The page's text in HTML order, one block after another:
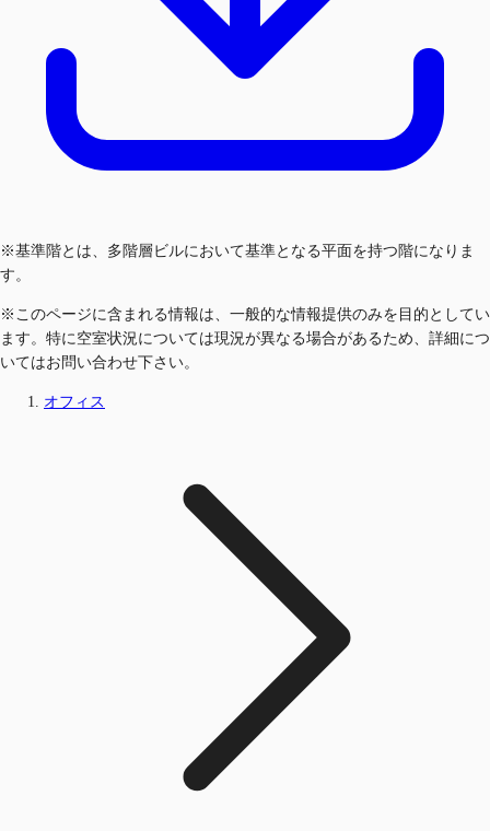
※基準階とは、多階層ビルにおいて基準となる平面を持つ階になりま
す。
※このページに含まれる情報は、一般的な情報提供のみを目的としてい
ます。特に空室状況については現況が異なる場合があるため、詳細につ
いてはお問い合わせ下さい。
オフィス